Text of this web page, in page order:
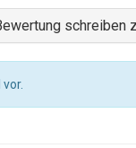
schreiben